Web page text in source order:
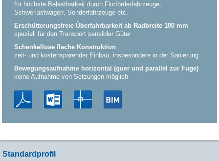
für höchste Belastbarkeit durch Flurförderfahrzeuge,
Schwerlastwagen, Sonderfahrzeuge etc.
Erschütterungsfreie Überfahrbarkeit ab Radbreite 100 mm
speziell für den Transport sensibler Güter
Schenkellose flache Konstruktion
zeit- und kostensparender Einbau, insbesondere in der Sanierung
Bewegungsaufnahme horizontal (quer und parallel zur Fuge)
keine Aufnahme von Setzungen möglich
Standardprofil